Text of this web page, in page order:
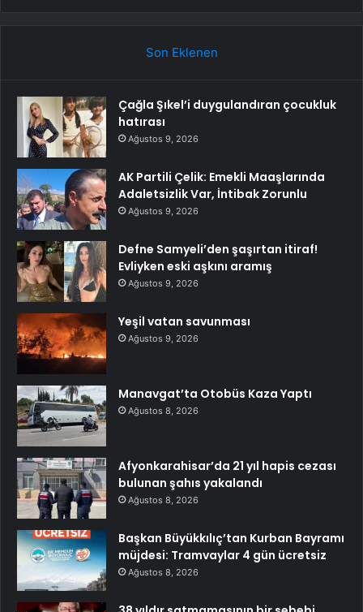
Son Eklenen
Çağla Şıkel’i duygulandıran çocukluk
hatırası
Ağustos 9, 2026
AK Partili Çelik: Emekli Maaşlarında
Adaletsizlik Var, İntibak Zorunlu
Ağustos 9, 2026
Defne Samyeli’den şaşırtan itiraf!
Evliyken eski aşkını aramış
Ağustos 9, 2026
Yeşil vatan savunması
Ağustos 9, 2026
Manavgat’ta Otobüs Kaza Yaptı
Ağustos 8, 2026
Afyonkarahisar’da 21 yıl hapis cezası
bulunan şahıs yakalandı
Ağustos 8, 2026
Başkan Büyükkılıç’tan Kurban Bayramı
müjdesi: Tramvaylar 4 gün ücretsiz
Ağustos 8, 2026